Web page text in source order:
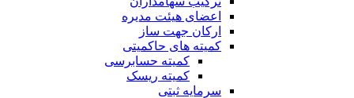
اعضای هیئت مدیره
ارکان جهت ساز
کمیته های حاکمیتی
کمیته حسابرسی
کمیته ریسک
سرمایه ثبتی